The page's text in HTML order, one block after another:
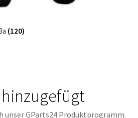
(120)
unser GParts24 Produktprogramm.